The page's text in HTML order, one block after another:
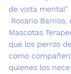
de vista mental"
Rosario
Mascotas
que los perros
como
quienes los